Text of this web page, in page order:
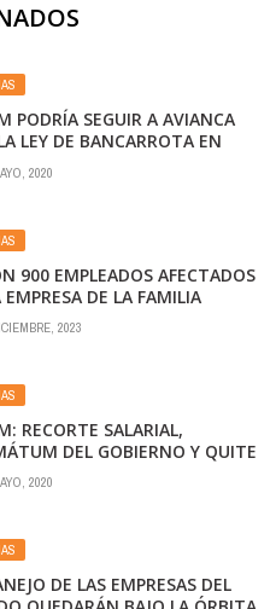
PODRÍA SEGUIR A AVIANCA
LEY DE BANCARROTA EN
2020
900 EMPLEADOS AFECTADOS
EMPRESA DE LA FAMILIA
2023
RECORTE SALARIAL,
DEL GOBIERNO Y QUITE
SINDICAL
2020
DE LAS EMPRESAS DEL